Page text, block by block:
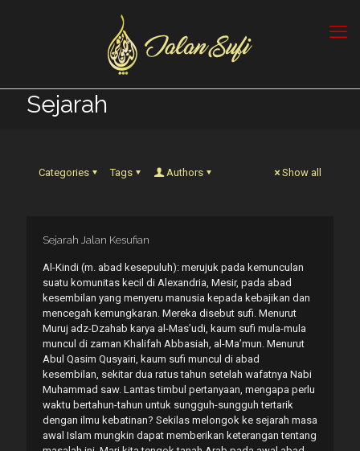
Sejarah
Categories Tags Authors Show all
Sejarah Jalan Kesufian
Al-Kindi (m. abad kesepuluh): merujuk pada kemunculan
suatu komunitas kecil di Alexandria, Mesir, pada abad
kesembilan yang menyeru manusia kepada kebajikan dan
mencegah kemungkaran. Mereka disebut sufi. Menurut
Muruj adz-Dzahab karya al-Mas’udi, kaum sufi mula-mula
muncul di zaman Khalifah Abbasiah, al-Ma’mun. Menurut
Abul Qasim Qusyairi, kaum sufi muncul di abad
kesembilan, sekitar dua ratus tahun setelah wafatnya Nabi
Muhammad saw. Lantas timbul pertanyaan, mengapa perlu
waktu bertahun-tahun untuk sungguh-sungguh tertarik
dengan ilmu kebatinan? Sekilas melongok ke sejarah masa
awal Islam mungkin dapat memberikan keterangan tentang